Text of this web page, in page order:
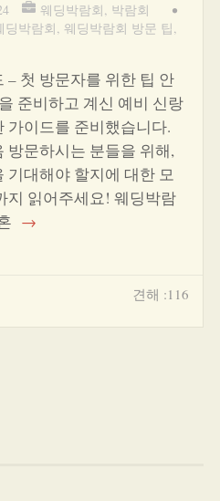
웨딩박람회, 박람회
•
딩박람회, 웨딩박람회 방문 팁,
– 첫 방문자를 위한 팁 안
준비하고 계신 예비 신랑
가이드를 준비했습니다.
방문하시는 분들을 위해,
기대해야 할지에 대한 모
지 읽어주세요! 웨딩박람
→
견해 :116